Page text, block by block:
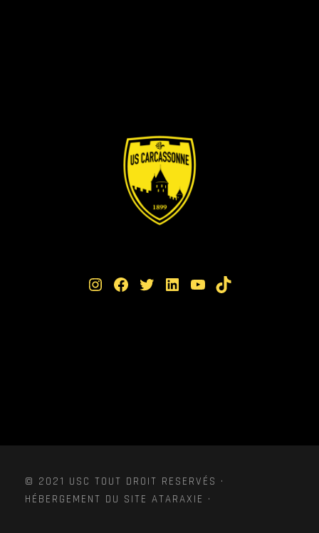
Instagram Facebook Twitter LinkedIn YouTube TikTok
© 2021 USC TOUT DROIT RESERVÉS ·
HÉBERGEMENT DU SITE ATARAXIE ·